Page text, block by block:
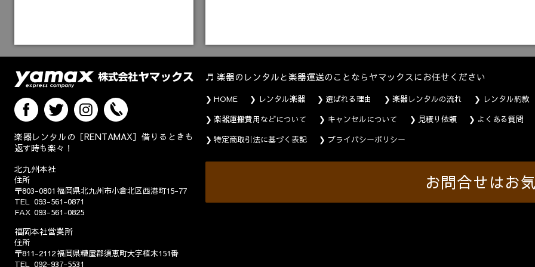
楽器レンタルの［RENTAMAX］借りるときも
返す時も楽々！
北九州本社
住所
〒803-0801 福岡県北九州市小倉北区西港町15-77
TEL 093-561-0871
FAX 093-561-0825
福岡本社営業所
住所
〒811-2112福岡県糟屋郡須恵町大字植木151番
TEL 092-937-5531
楽器のレンタルと楽器運送のことならヤマックスにお任せください
HOME レンタル楽器 選ばれる理由 楽器レンタルの流れ
レンタル約款
楽器運搬費用などについて
キャンセルについて 見積り依頼
よくある質問
特定商取引法に基づく表記
プライバシーポリシー
お問合せはお